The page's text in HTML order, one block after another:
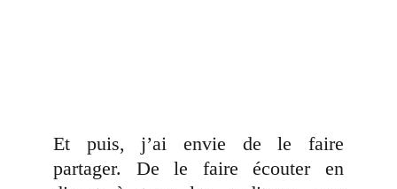
Et puis, j’ai envie de le faire
partager. De le faire écouter en